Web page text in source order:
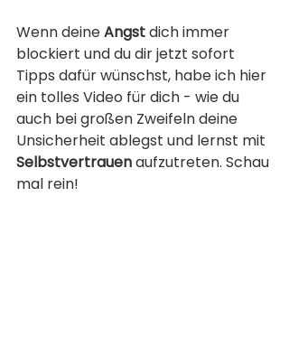
Wenn deine Angst dich immer
blockiert und du dir jetzt sofort
Tipps dafür wünschst, habe ich hier
ein tolles Video für dich - wie du
auch bei großen Zweifeln deine
Unsicherheit ablegst und lernst mit
Selbstvertrauen aufzutreten. Schau
mal rein!